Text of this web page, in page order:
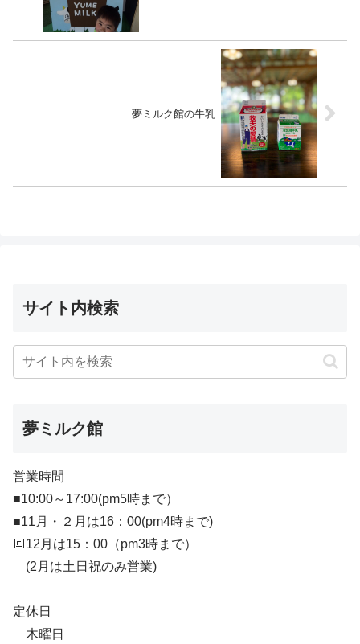
夢ミルク館の牛乳
サイト内検索
夢ミルク館
営業時間
■10:00～17:00(pm5時まで）
■11月・２月は16：00(pm4時まで)
🔳12月は15：00（pm3時まで）
(2月は土日祝のみ営業)
定休日
木曜日